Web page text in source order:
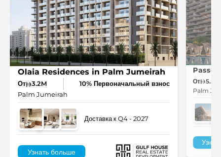
Olaia Residences in Palm Jumeirah
От 3.2M
10% Первоначальный взнос
Palm Jumeirah
Доставка к Q4 - 2027
Узнать больше
Passo
От 5.5M
Palm